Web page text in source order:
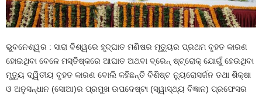
ଭୁବନେଶ୍ୱର : ସାରା ବିଶ୍ୱରେ ହୃଦ୍‌ଘାତ ମଣିଷର ମୃତ୍ୟୁର ପ୍ରଥମ ବୃହତ କାରଣ
ହୋଇଥିବା ବେଳେ ମସ୍ତିଷ୍କରେ ଆଘାତ ଅଥବା ବ୍ରେନ୍ ଷ୍ଟ୍ରୋକ୍ ଯୋଗୁଁ ହେଉଥିବା
ମୃତ୍ୟୁ ଦ୍ୱିତୀୟ ବୃହତ କାରଣ ବୋଲି କହିଛନ୍ତି ବିଶିଷ୍ଟ ନ୍ୟୁରୋସର୍ଜନ ତଥା ଶିକ୍ଷା
ଓ ଅନୁସନ୍ଧାନ (ସୋଆ)ର ପ୍ରମୁଖ ଉପଦେଷ୍ଟା (ସ୍ୱାସ୍ଥ୍ୟ ବିଜ୍ଞାନ) ପ୍ରଫେସର